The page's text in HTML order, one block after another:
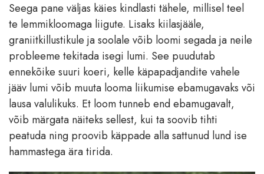
Seega pane väljas käies kindlasti tähele, millisel teel
te lemmikloomaga liigute. Lisaks kiilasjääle,
graniitkillustikule ja soolale võib loomi segada ja neile
probleeme tekitada isegi lumi. See puudutab
ennekõike suuri koeri, kelle käpapadjandite vahele
jääv lumi võib muuta looma liikumise ebamugavaks või
lausa valulikuks. Et loom tunneb end ebamugavalt,
võib märgata näiteks sellest, kui ta soovib tihti
peatuda ning proovib käppade alla sattunud lund ise
hammastega ära tirida.